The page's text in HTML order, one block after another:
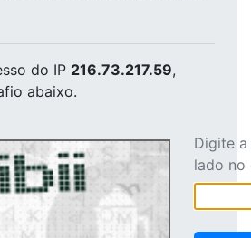
do IP 216.73.217.59,
abaixo.
Digite
lado no